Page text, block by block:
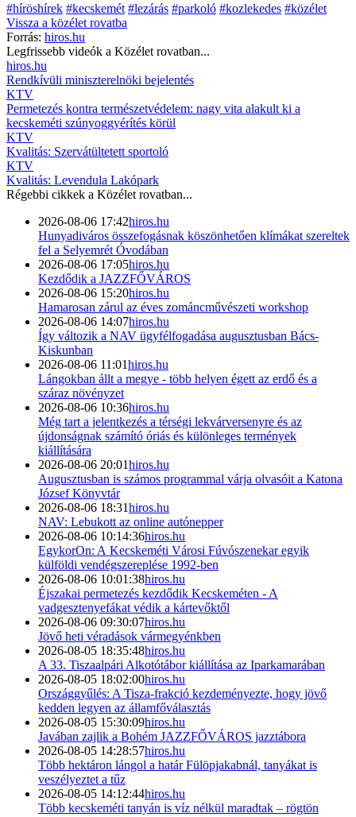
#híröshírek #kecskemét #lezárás #parkoló #kozlekedes #közélet
Vissza a közélet rovatba
Forrás: hiros.hu
Legfrissebb videók a Közélet rovatban...
hiros.hu
Rendkívüli miniszterelnöki bejelentés
KTV
Permetezés kontra természetvédelem: nagy vita alakult ki a
kecskeméti szúnyoggyérítés körül
KTV
Kvalitás: Szervátültetett sportoló
KTV
Kvalitás: Levendula Lakópark
Régebbi cikkek a Közélet rovatban...
2026-08-06 17:42hiros.hu
Hunyadiváros összefogásnak köszönhetően klímákat szereltek
fel a Selyemrét Óvodában
2026-08-06 17:05hiros.hu
Kezdődik a JAZZFŐVÁROS
2026-08-06 15:20hiros.hu
Hamarosan zárul az éves zománcművészeti workshop
2026-08-06 14:07hiros.hu
Így változik a NAV ügyfélfogadása augusztusban Bács-
Kiskunban
2026-08-06 11:01hiros.hu
Lángokban állt a megye - több helyen égett az erdő és a
száraz növényzet
2026-08-06 10:36hiros.hu
Még tart a jelentkezés a térségi lekvárversenyre és az
újdonságnak számító óriás és különleges termények
kiállítására
2026-08-06 20:01hiros.hu
Augusztusban is számos programmal várja olvasóit a Katona
József Könyvtár
2026-08-06 18:31hiros.hu
NAV: Lebukott az online autónepper
2026-08-06 10:14:36hiros.hu
EgykorOn: A Kecskeméti Városi Fúvószenekar egyik
külföldi vendégszereplése 1992-ben
2026-08-06 10:01:38hiros.hu
Éjszakai permetezés kezdődik Kecskeméten - A
vadgesztenyefákat védik a kártevőktől
2026-08-06 09:30:07hiros.hu
Jövő heti véradások vármegyénkben
2026-08-05 18:35:48hiros.hu
A 33. Tiszaalpári Alkotótábor kiállítása az Iparkamarában
2026-08-05 18:02:00hiros.hu
Országgyűlés: A Tisza-frakció kezdeményezte, hogy jövő
kedden legyen az államfőválasztás
2026-08-05 15:30:09hiros.hu
Javában zajlik a Bohém JAZZFŐVÁROS jazztábora
2026-08-05 14:28:57hiros.hu
Több hektáron lángol a határ Fülöpjakabnál, tanyákat is
veszélyeztet a tűz
2026-08-05 14:12:44hiros.hu
Több kecskeméti tanyán is víz nélkül maradtak – rögtön